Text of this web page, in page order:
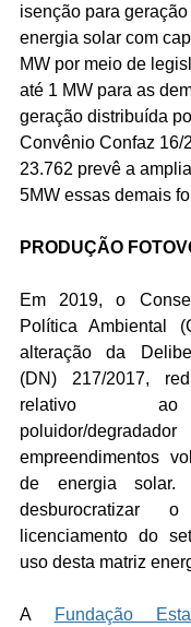
isenção para
energia solar com
MW por meio de
até 1 MW para as
geração distribuída
Convênio Confaz 16/
23.762 prevê a
5MW essas demais
PRODUÇÃO
Em 2019, o
Política Ambiental
alteração da
(DN) 217/2017,
relativo ao
poluidor/
empreendimentos
de energia solar.
desburocratizar
licenciamento do
uso desta matriz
A
Fundação